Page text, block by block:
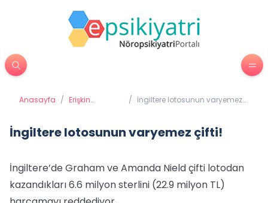
Anasayfa / Erişkin
/ İngiltere lotosunun varyemez
İngiltere lotosunun varyemez çifti!
İngiltere’de Graham ve Amanda Nield çifti lotodan
kazandıkları 6.6 milyon sterlini (22.9 milyon TL)